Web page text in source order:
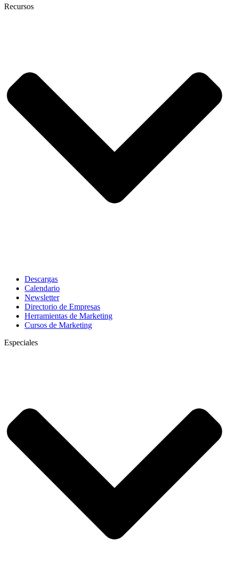
Recursos
Descargas
Calendario
Newsletter
Directorio de Empresas
Herramientas de Marketing
Cursos de Marketing
Especiales